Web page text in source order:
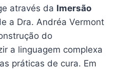
através da Imersão
a Dra. Andréa Vermont
do
a linguagem complexa
práticas de cura. Em